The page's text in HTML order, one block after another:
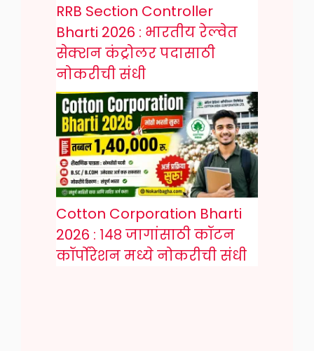
RRB Section Controller
Bharti 2026 : भारतीय रेल्वेत
सेक्शन कंट्रोलर पदासाठी
नोकरीची संधी
Cotton Corporation Bharti
2026 : १४८ जागांसाठी कॉटन
कॉर्पोरेशन मध्ये नोकरीची संधी